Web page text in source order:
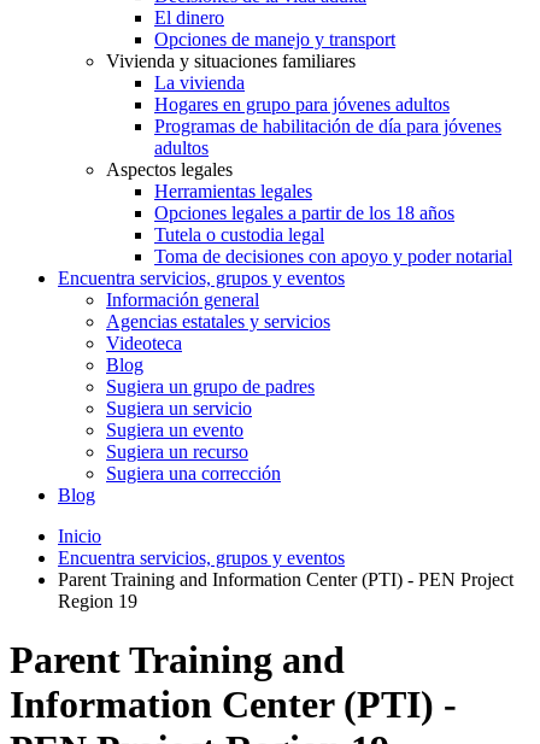
El dinero
Opciones de manejo y transport
Vivienda y situaciones familiares
La vivienda
Hogares en grupo para jóvenes adultos
Programas de habilitación de día para jóvenes
adultos
Aspectos legales
Herramientas legales
Opciones legales a partir de los 18 años
Tutela o custodia legal
Toma de decisiones con apoyo y poder notarial
Encuentra servicios, grupos y eventos
Información general
Agencias estatales y servicios
Videoteca
Blog
Sugiera un grupo de padres
Sugiera un servicio
Sugiera un evento
Sugiera un recurso
Sugiera una corrección
Blog
Inicio
Encuentra servicios, grupos y eventos
Parent Training and Information Center (PTI) - PEN Project
Region 19
Parent Training and
Information Center (PTI) -